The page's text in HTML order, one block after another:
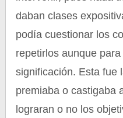
daban clases
podía cuestionar los
repetirlos aunque
significación. Esta fue
premiaba o castigaba
lograran o no los